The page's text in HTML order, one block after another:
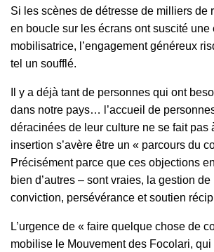
Si les scènes de détresse de milliers de
en boucle sur les écrans ont suscité une
mobilisatrice, l’engagement généreux
tel un soufflé.
Il y a déjà tant de personnes qui ont
dans notre pays… l’accueil de
déracinées de leur culture ne se fait
insertion s’avère être un « parcours du
Précisément parce que ces objections
bien d’autres – sont vraies, la gestion
conviction, persévérance et soutien
L’urgence de « faire quelque chose de
mobilise le Mouvement des Focolari, qui